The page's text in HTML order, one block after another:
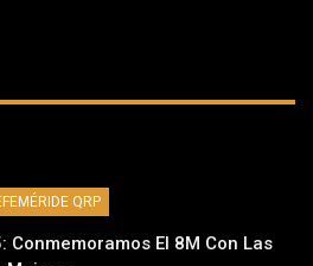
QRP
Conmemoramos El 8M Con Las